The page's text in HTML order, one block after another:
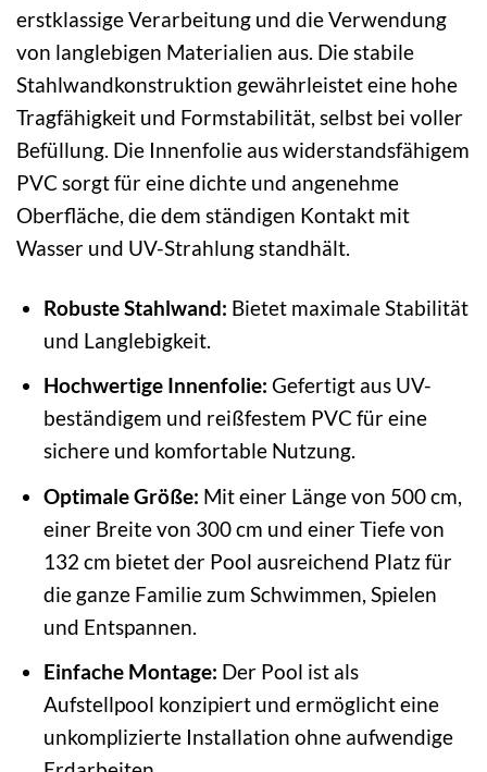
erstklassige Verarbeitung und die Verwendung
von langlebigen Materialien aus. Die stabile
Stahlwandkonstruktion gewährleistet eine hohe
Tragfähigkeit und Formstabilität, selbst bei voller
Befüllung. Die Innenfolie aus widerstandsfähigem
PVC sorgt für eine dichte und angenehme
Oberfläche, die dem ständigen Kontakt mit
Wasser und UV-Strahlung standhält.
Robuste Stahlwand: Bietet maximale Stabilität
und Langlebigkeit.
Hochwertige Innenfolie: Gefertigt aus UV-
beständigem und reißfestem PVC für eine
sichere und komfortable Nutzung.
Optimale Größe: Mit einer Länge von 500 cm,
einer Breite von 300 cm und einer Tiefe von
132 cm bietet der Pool ausreichend Platz für
die ganze Familie zum Schwimmen, Spielen
und Entspannen.
Einfache Montage: Der Pool ist als
Aufstellpool konzipiert und ermöglicht eine
unkomplizierte Installation ohne aufwendige